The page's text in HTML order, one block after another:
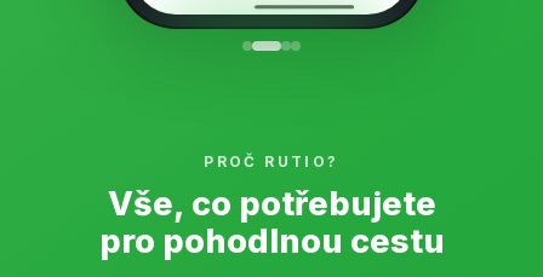
PROČ RUTIO?
Vše, co potřebujete
pro pohodlnou cestu